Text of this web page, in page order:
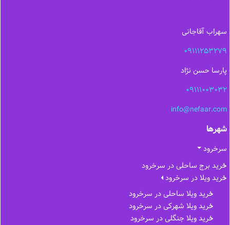
سهراب آقاجانی
09111253279
پارسا حسن نژاد
09111003032
info@nefaar.com
شهرها
سرخرود
خرید برج ساحلی در سرخرود
خرید ویلا در سرخرود
خرید ویلا ساحلی در سرخرود
خرید ویلا شهرکی در سرخرود
خرید ویلا جنگلی در سرخرود